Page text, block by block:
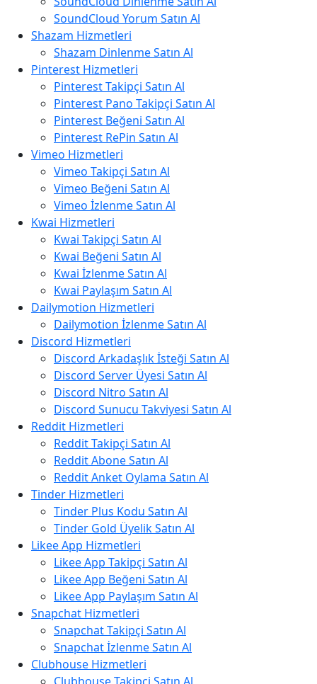
SoundCloud Yorum Satın Al
Shazam Hizmetleri
Shazam Dinlenme Satın Al
Pinterest Hizmetleri
Pinterest Takipçi Satın Al
Pinterest Pano Takipçi Satın Al
Pinterest Beğeni Satın Al
Pinterest RePin Satın Al
Vimeo Hizmetleri
Vimeo Takipçi Satın Al
Vimeo Beğeni Satın Al
Vimeo İzlenme Satın Al
Kwai Hizmetleri
Kwai Takipçi Satın Al
Kwai Beğeni Satın Al
Kwai İzlenme Satın Al
Kwai Paylaşım Satın Al
Dailymotion Hizmetleri
Dailymotion İzlenme Satın Al
Discord Hizmetleri
Discord Arkadaşlık İsteği Satın Al
Discord Server Üyesi Satın Al
Discord Nitro Satın Al
Discord Sunucu Takviyesi Satın Al
Reddit Hizmetleri
Reddit Takipçi Satın Al
Reddit Abone Satın Al
Reddit Anket Oylama Satın Al
Tinder Hizmetleri
Tinder Plus Kodu Satın Al
Tinder Gold Üyelik Satın Al
Likee App Hizmetleri
Likee App Takipçi Satın Al
Likee App Beğeni Satın Al
Likee App Paylaşım Satın Al
Snapchat Hizmetleri
Snapchat Takipçi Satın Al
Snapchat İzlenme Satın Al
Clubhouse Hizmetleri